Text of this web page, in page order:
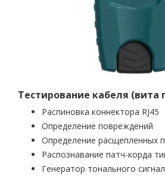
Тестирование кабеля (вита
Распиновка коннектора RJ45
Определение повреждений
Определение расщепленных
Распознавание патч-корда
Генератор тонального